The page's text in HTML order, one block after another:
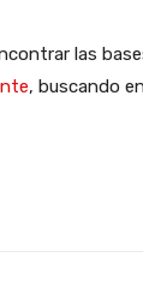
las
, buscando